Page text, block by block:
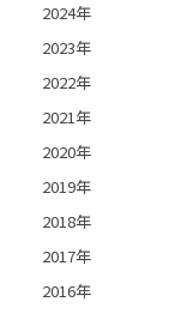
2024年
2023年
2022年
2021年
2020年
2019年
2018年
2017年
2016年